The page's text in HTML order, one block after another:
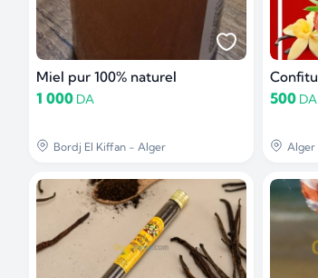
Miel pur 100% naturel
1 000 DA
Bordj El Kiffan - Alger
500 DA
Alger